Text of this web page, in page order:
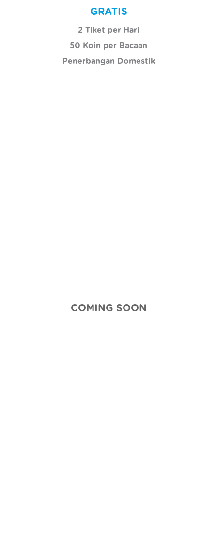
GRATIS
2 Tiket per Hari
50 Koin per Bacaan
Penerbangan Domestik
COMING SOON